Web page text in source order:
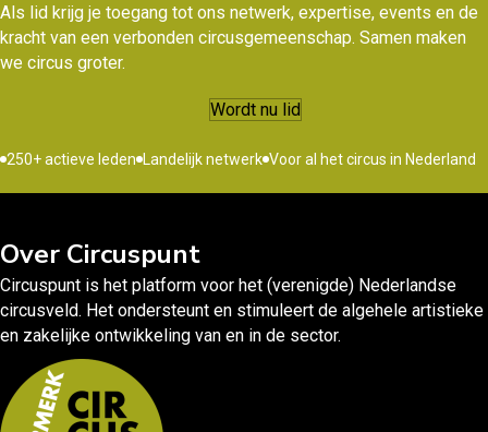
Als lid krijg je toegang tot ons netwerk, expertise, events en de
kracht van een verbonden circusgemeenschap. Samen maken
we circus groter.
Wordt nu lid
250+ actieve leden Landelijk netwerk Voor al het circus in Nederland
Over Circuspunt
Circuspunt is het platform voor het (verenigde) Nederlandse
circusveld. Het ondersteunt en stimuleert de algehele artistieke
en zakelijke ontwikkeling van en in de sector.